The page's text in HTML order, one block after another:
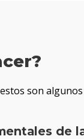
son
de